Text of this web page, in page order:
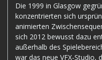
Die 1999 in Glasgow
konzentrierten sich
animierten
sich 2012 bewusst dazu
außerhalb des
war das neue VFX-Studio,